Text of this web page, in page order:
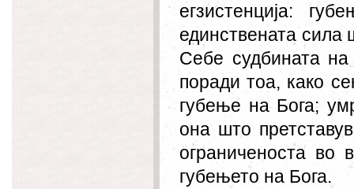
егзистенција:
единствената сила
Себе судбината
поради тоа, како
губење на Бога;
она што
ограниченоста во
губењето на Бога.